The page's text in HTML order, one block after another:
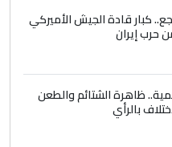
5
ماما يسقط
ومن اصول عريقة
صدام حسين سل
كبار قادة الجيش الأميركي
حرب إيران
ظاهرة الشتائم والطعن
بالرأي